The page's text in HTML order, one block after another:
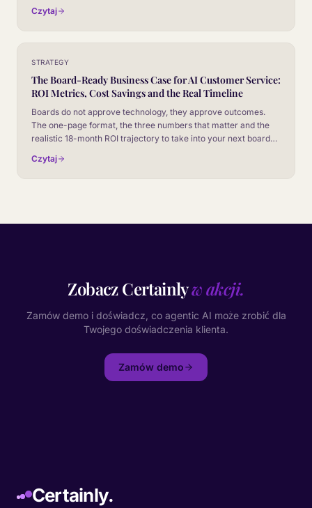
Czytaj
STRATEGY
The Board-Ready Business Case for AI Customer Service:
ROI Metrics, Cost Savings and the Real Timeline
Boards do not approve technology, they approve outcomes.
The one-page format, the three numbers that matter and the
realistic 18-month ROI trajectory to take into your next board
Czytaj
Zobacz Certainlyw akcji.
Zamów demo i doświadcz, co agentic AI może zrobić dla
Twojego doświadczenia klienta.
Zamów demo
Certainly.